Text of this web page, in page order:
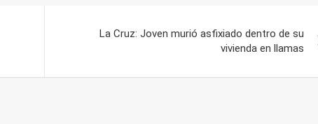
La Cruz: Joven murió asfixiado dentro de su
vivienda en llamas